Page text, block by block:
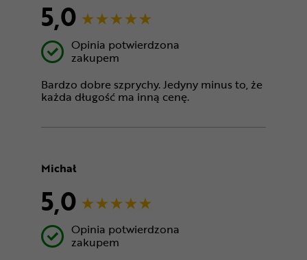
5,0
Opinia potwierdzona
zakupem
Bardzo dobre szprychy. Jedyny minus to, że
każda długość ma inną cenę.
Michał
5,0
Opinia potwierdzona
zakupem